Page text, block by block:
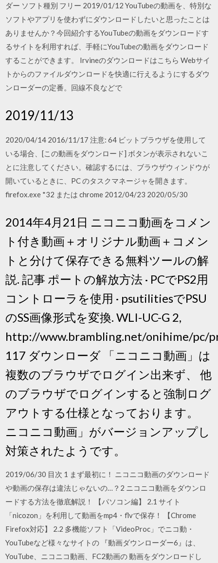
ダー ソフト種別 フリー 2019/01/12 YouTubeの動画を、特別な
ソフトやアプリを使わずにダウンロードしたいと思ったことは
ありませんか？今回紹介するYouTubeの動画をダウンロードす
るサイトを利用すれば、手軽にYouTubeの動画をダウンロード
することができます。 Irvineのダウンロードはこちら Webサイ
トからのファイルダウンロードを快適に行えるようにするダウ
ンローダーの定番。回線不良などで
2019/11/13
2020/04/14 2016/11/17 注意: 64 ビットブラウザを使用して
いる場合、[この動画をダウンロード] ボタンが表示されないこ
とに注意してください。確認するには、ブラウザウィンドウが
開いているときに、PC のタスクマネージャを開きます。
firefox.exe *32 または chrome 2012/04/23 2020/05/30
2014年4月21日 ニコニコ動画をコメン
ト付き動画＋オリジナル動画＋コメン
トと分けて保存できる無料ツールの解
説. 記事 ポートの解放方法 · PCでPS2用
コントローラを使用 · psutilitiesでPSU
のSS画像形式を変換. WLI-UC-G 2,
http://www.brambling.net/onihime/pc/
117 ダウンローダ 「ニコニコ動画」は
複数のブラウザでログイン出来ず、 他
のブラウザでログインすると強制ログ
アウトする仕様となっております。
ニコニコ動画」がバージョンアップし
対策されたようです。
2019/06/30 目次 1 まず最初に！ ニコニコ動画のダウンロード
や動画の保存は違法じゃないの…？2 ニコニコ動画をダウンロ
ードする方法を徹底解説！ 【パソコン編】 2.1 サイト
「nicozon」を利用して動画をmp4・flvで保存！ 【Chrome
Firefox対応】 2.2 多機能ソフト「VideoProc」でニコ動・
YouTubeなど様々なサイトの 『動画ダウンローダー6』は、
YouTube、ニコニコ動画、FC2動画の 動画をダウンロードし